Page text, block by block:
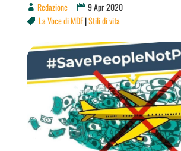
Redazione 9 Apr 2020
 La Voce di MDF|Stili di vita